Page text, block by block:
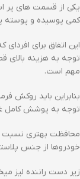
یکی از قسمت های پر
کمی پوسیده و پوسته
این اتفاق برای
توجه به هزینه بالای
مهم است.
بنابراین باید روکش
توجه به پوشش کامل
محافظت بهتری نسبت
خودروها از جنس
زیر دست راننده لیز